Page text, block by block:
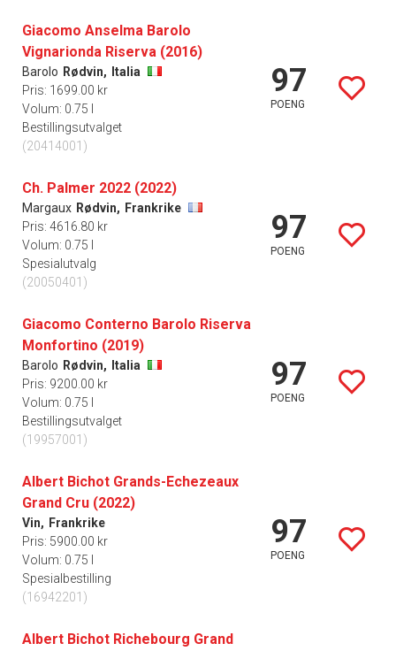
Giacomo Anselma Barolo
Vignarionda Riserva (2016)
Barolo Rødvin,
Italia
Pris: 1699.00 kr
Volum: 0.75 l
Bestillingsutvalget
(20414001)
97
POENG
Ch. Palmer 2022 (2022)
Margaux Rødvin, Frankrike
Pris: 4616.80 kr
Volum: 0.75 l
Spesialutvalg
(20050401)
97
POENG
Giacomo Conterno Barolo Riserva
Monfortino (2019)
Barolo Rødvin,
Italia
Pris: 9200.00 kr
Volum: 0.75 l
Bestillingsutvalget
(19957001)
97
POENG
Albert Bichot Grands-Echezeaux
Grand Cru (2022)
Vin, Frankrike
Pris: 5900.00 kr
Volum: 0.75 l
Spesialbestilling
(16942201)
97
POENG
Albert Bichot Richebourg Grand